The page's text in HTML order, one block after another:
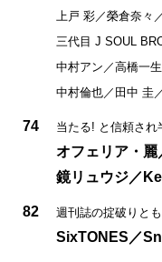
上戸 彩／榮倉奈々
三代目 J SOUL
中村アン／高橋一
中村倫也／田中 圭
74 当たる! と信頼され
オフェリア・麗
鏡リュウジ／
82 週刊誌の掟破りと
SixTONES／